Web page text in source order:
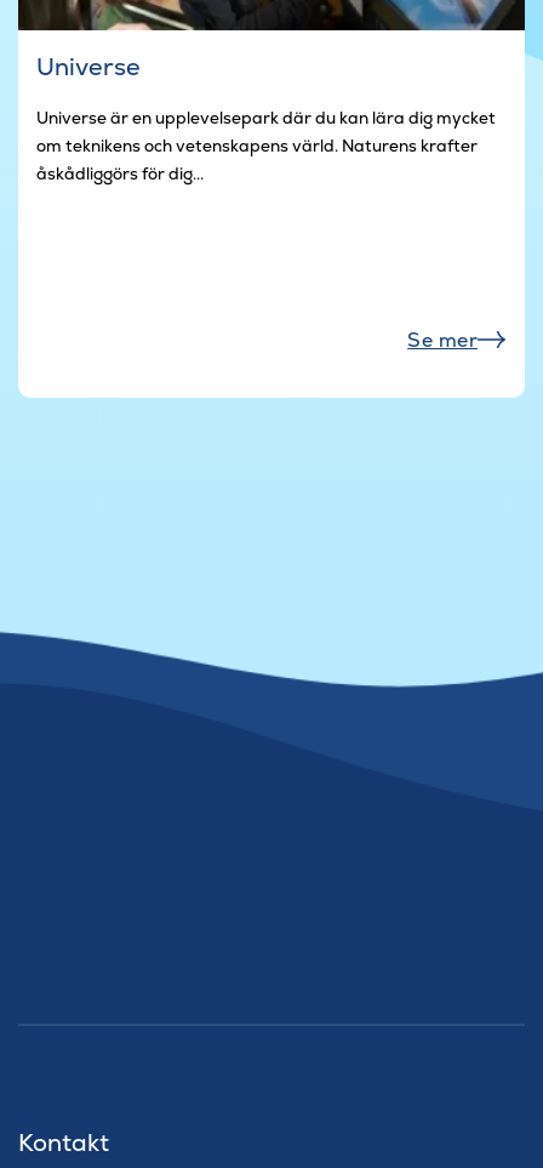
Universe
Universe är en upplevelsepark där du kan lära dig mycket
om teknikens och vetenskapens värld. Naturens krafter
åskådliggörs för dig...
Se mer
Kontakt